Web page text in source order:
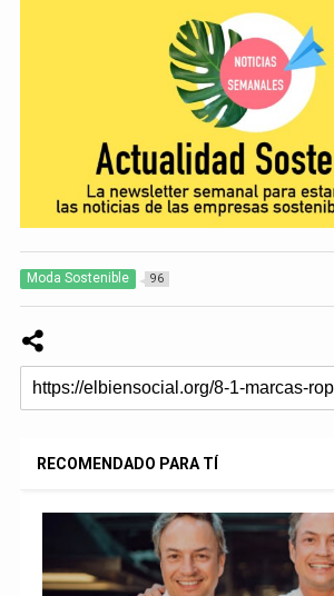
Moda Sostenible 96
RECOMENDADO PARA TÍ